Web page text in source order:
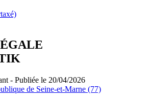
- Publiée le 20/04/2026
de Seine-et-Marne (77)